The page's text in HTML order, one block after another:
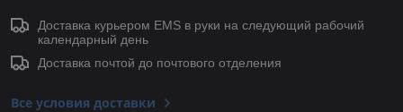
Доставка курьером EMS в руки на следующий рабочий
календарный день
Доставка почтой до почтового отделения
Все условия доставки